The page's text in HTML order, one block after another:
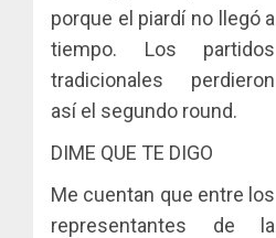
porque el piardí no llegó a
tiempo. Los partidos
tradicionales perdieron
así el segundo round.
DIME QUE TE DIGO
Me cuentan que entre los
representantes de la